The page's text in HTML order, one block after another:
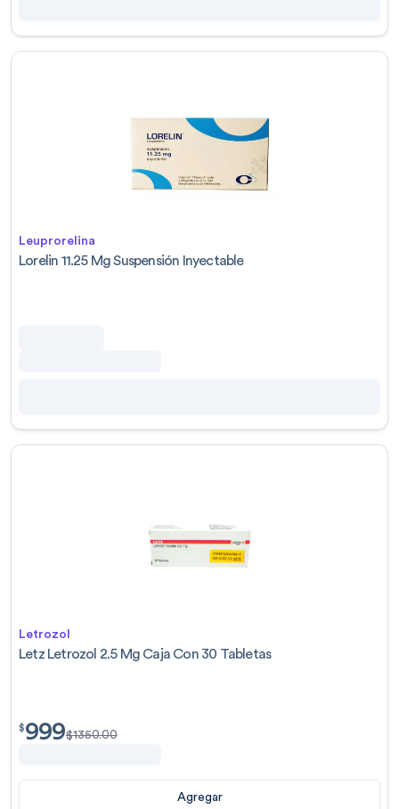
Leuprorelina
Lorelin 11.25 Mg Suspensión Inyectable
Letrozol
Letz Letrozol 2.5 Mg Caja Con 30 Tabletas
$999.00
$999$1350.00
Agregar